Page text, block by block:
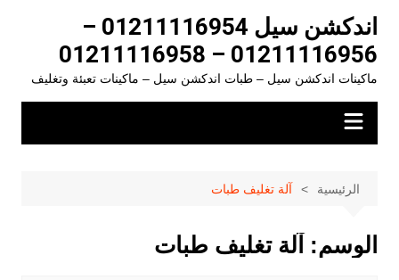
المحتوى
اندكشن سيل 01211116954 –
01211116956 – 01211116958
ماكينات اندكشن سيل – طبات اندكشن سيل – ماكينات تعبئة وتغليف
الرئيسية آلة تغليف طبات
الوسم: آلة تغليف طبات